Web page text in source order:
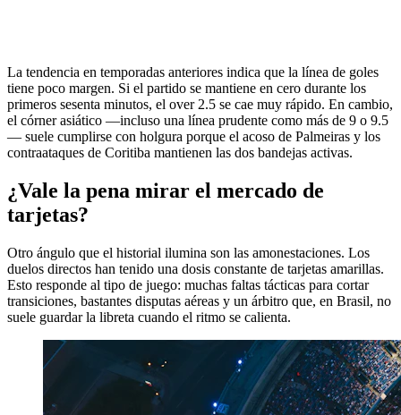
La tendencia en temporadas anteriores indica que la línea de goles
tiene poco margen. Si el partido se mantiene en cero durante los
primeros sesenta minutos, el over 2.5 se cae muy rápido. En cambio,
el córner asiático —incluso una línea prudente como más de 9 o 9.5
— suele cumplirse con holgura porque el acoso de Palmeiras y los
contraataques de Coritiba mantienen las dos bandejas activas.
¿Vale la pena mirar el mercado de
tarjetas?
Otro ángulo que el historial ilumina son las amonestaciones. Los
duelos directos han tenido una dosis constante de tarjetas amarillas.
Esto responde al tipo de juego: muchas faltas tácticas para cortar
transiciones, bastantes disputas aéreas y un árbitro que, en Brasil, no
suele guardar la libreta cuando el ritmo se calienta.